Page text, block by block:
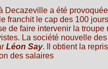
Decazeville a été
franchit le cap des 100
de faire intervenir la
La société nouvelle
Léon Say. Il obtient la
des salaires